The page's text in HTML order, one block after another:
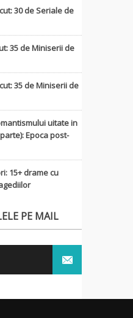
30 de Seriale de
35 de Miniserii de
35 de Miniserii de
uitate in
Epoca post-
15+ drame cu
PE MAIL